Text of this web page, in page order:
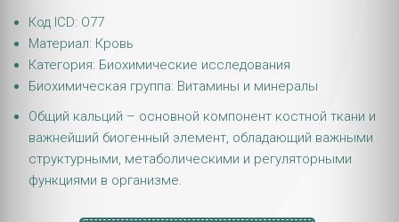
Код ICD: O77
Материал: Кровь
Категория: Биохимические исследования
Биохимическая группа: Витамины и минералы
Общий кальций – основной компонент костной ткани и
важнейший биогенный элемент, обладающий важными
структурными, метаболическими и регуляторными
функциями в организме.